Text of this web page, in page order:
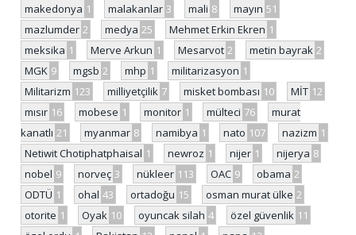
makedonya 1 malakanlar 3 mali 8 mayın 51
mazlumder 2 medya 25 Mehmet Erkin Ekren 1
meksika 1 Merve Arkun 1 Mesarvot 2 metin bayrak 2
MGK 9 mgsb 2 mhp 1 militarizasyon 1
Militarizm 123 milliyetçilik 7 misket bombası 10 MİT 12
mısır 16 mobese 1 monitor 1 mülteci 76
murat
kanatlı 21 myanmar 8 namibya 1 nato 107 nazizm 1
Netiwit Chotiphatphaisal 1 newroz 1 nijer 1 nijerya 8
nobel 9 norveç 3 nükleer 113 OAC 9 obama 2
ODTÜ 1 ohal 43 ortadoğu 15 osman murat ülke 2
otorite 1 Oyak 10 oyuncak silah 4 özel güvenlik 11